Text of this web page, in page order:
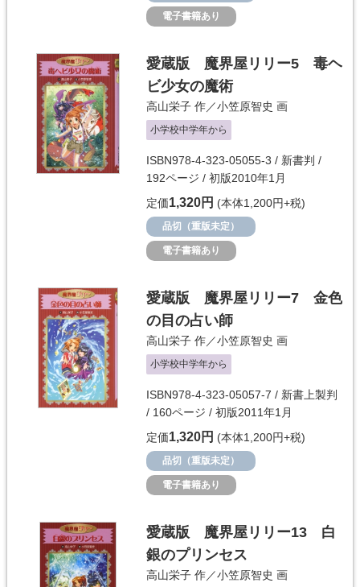
電子書籍あり
愛蔵版 魔界屋リリー5 毒ヘ
ビ少女の魔術
高山栄子 作／小笠原智史 画
小学校中学年から
ISBN978-4-323-05055-3 / 新書判 /
192ページ / 初版2010年1月
定価1,320円 (本体1,200円+税)
品切（重版未定）
電子書籍あり
愛蔵版 魔界屋リリー7 金色
の目の占い師
高山栄子 作／小笠原智史 画
小学校中学年から
ISBN978-4-323-05057-7 / 新書上製判
/ 160ページ / 初版2011年1月
定価1,320円 (本体1,200円+税)
品切（重版未定）
電子書籍あり
愛蔵版 魔界屋リリー13 白
銀のプリンセス
高山栄子 作／小笠原智史 画